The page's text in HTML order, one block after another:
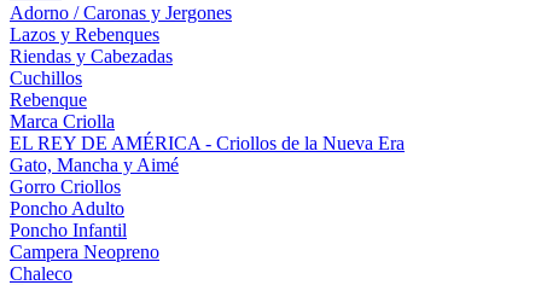
Adorno / Caronas y Jergones
Lazos y Rebenques
Riendas y Cabezadas
Cuchillos
Rebenque
Marca Criolla
EL REY DE AMÉRICA - Criollos de la Nueva Era
Gato, Mancha y Aimé
Gorro Criollos
Poncho Adulto
Poncho Infantil
Campera Neopreno
Chaleco